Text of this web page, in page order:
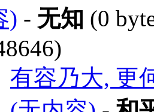
) - 无知 (0
有容乃大, 更